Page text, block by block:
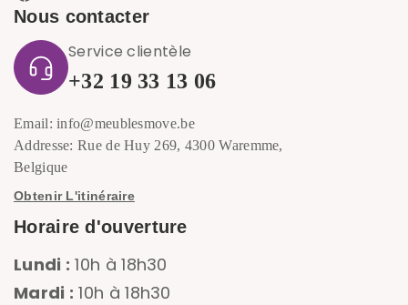
Nous contacter
Service clientèle
+32 19 33 13 06
Email: info@meublesmove.be
Addresse: Rue de Huy 269, 4300 Waremme,
Belgique
Obtenir L'itinéraire
Horaire d'ouverture
Lundi : 10h à 18h30
Mardi : 10h à 18h30